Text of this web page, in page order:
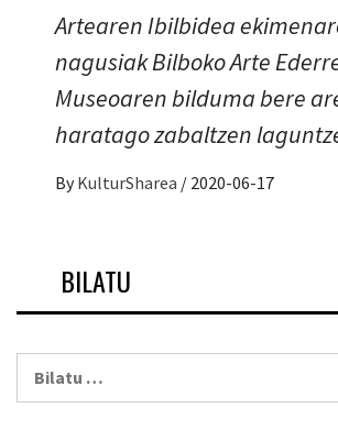
Artearen Ibilbidea
nagusiak Bilboko Arte
Museoaren bilduma bere
haratago zabaltzen
By KulturSharea / 2020-06-17
BILATU